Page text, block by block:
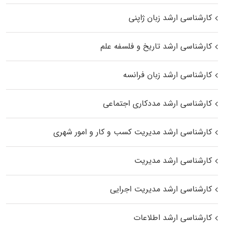
کارشناسی ارشد زبان ژاپنی
کارشناسی ارشد تاریخ و فلسفه علم
کارشناسی ارشد زبان فرانسه
کارشناسی ارشد مددکاری اجتماعی
کارشناسی ارشد مدیریت کسب و کار و امور شهری
کارشناسی ارشد مدیریت
کارشناسی ارشد مدیریت اجرایی
کارشناسی ارشد اطلاعات